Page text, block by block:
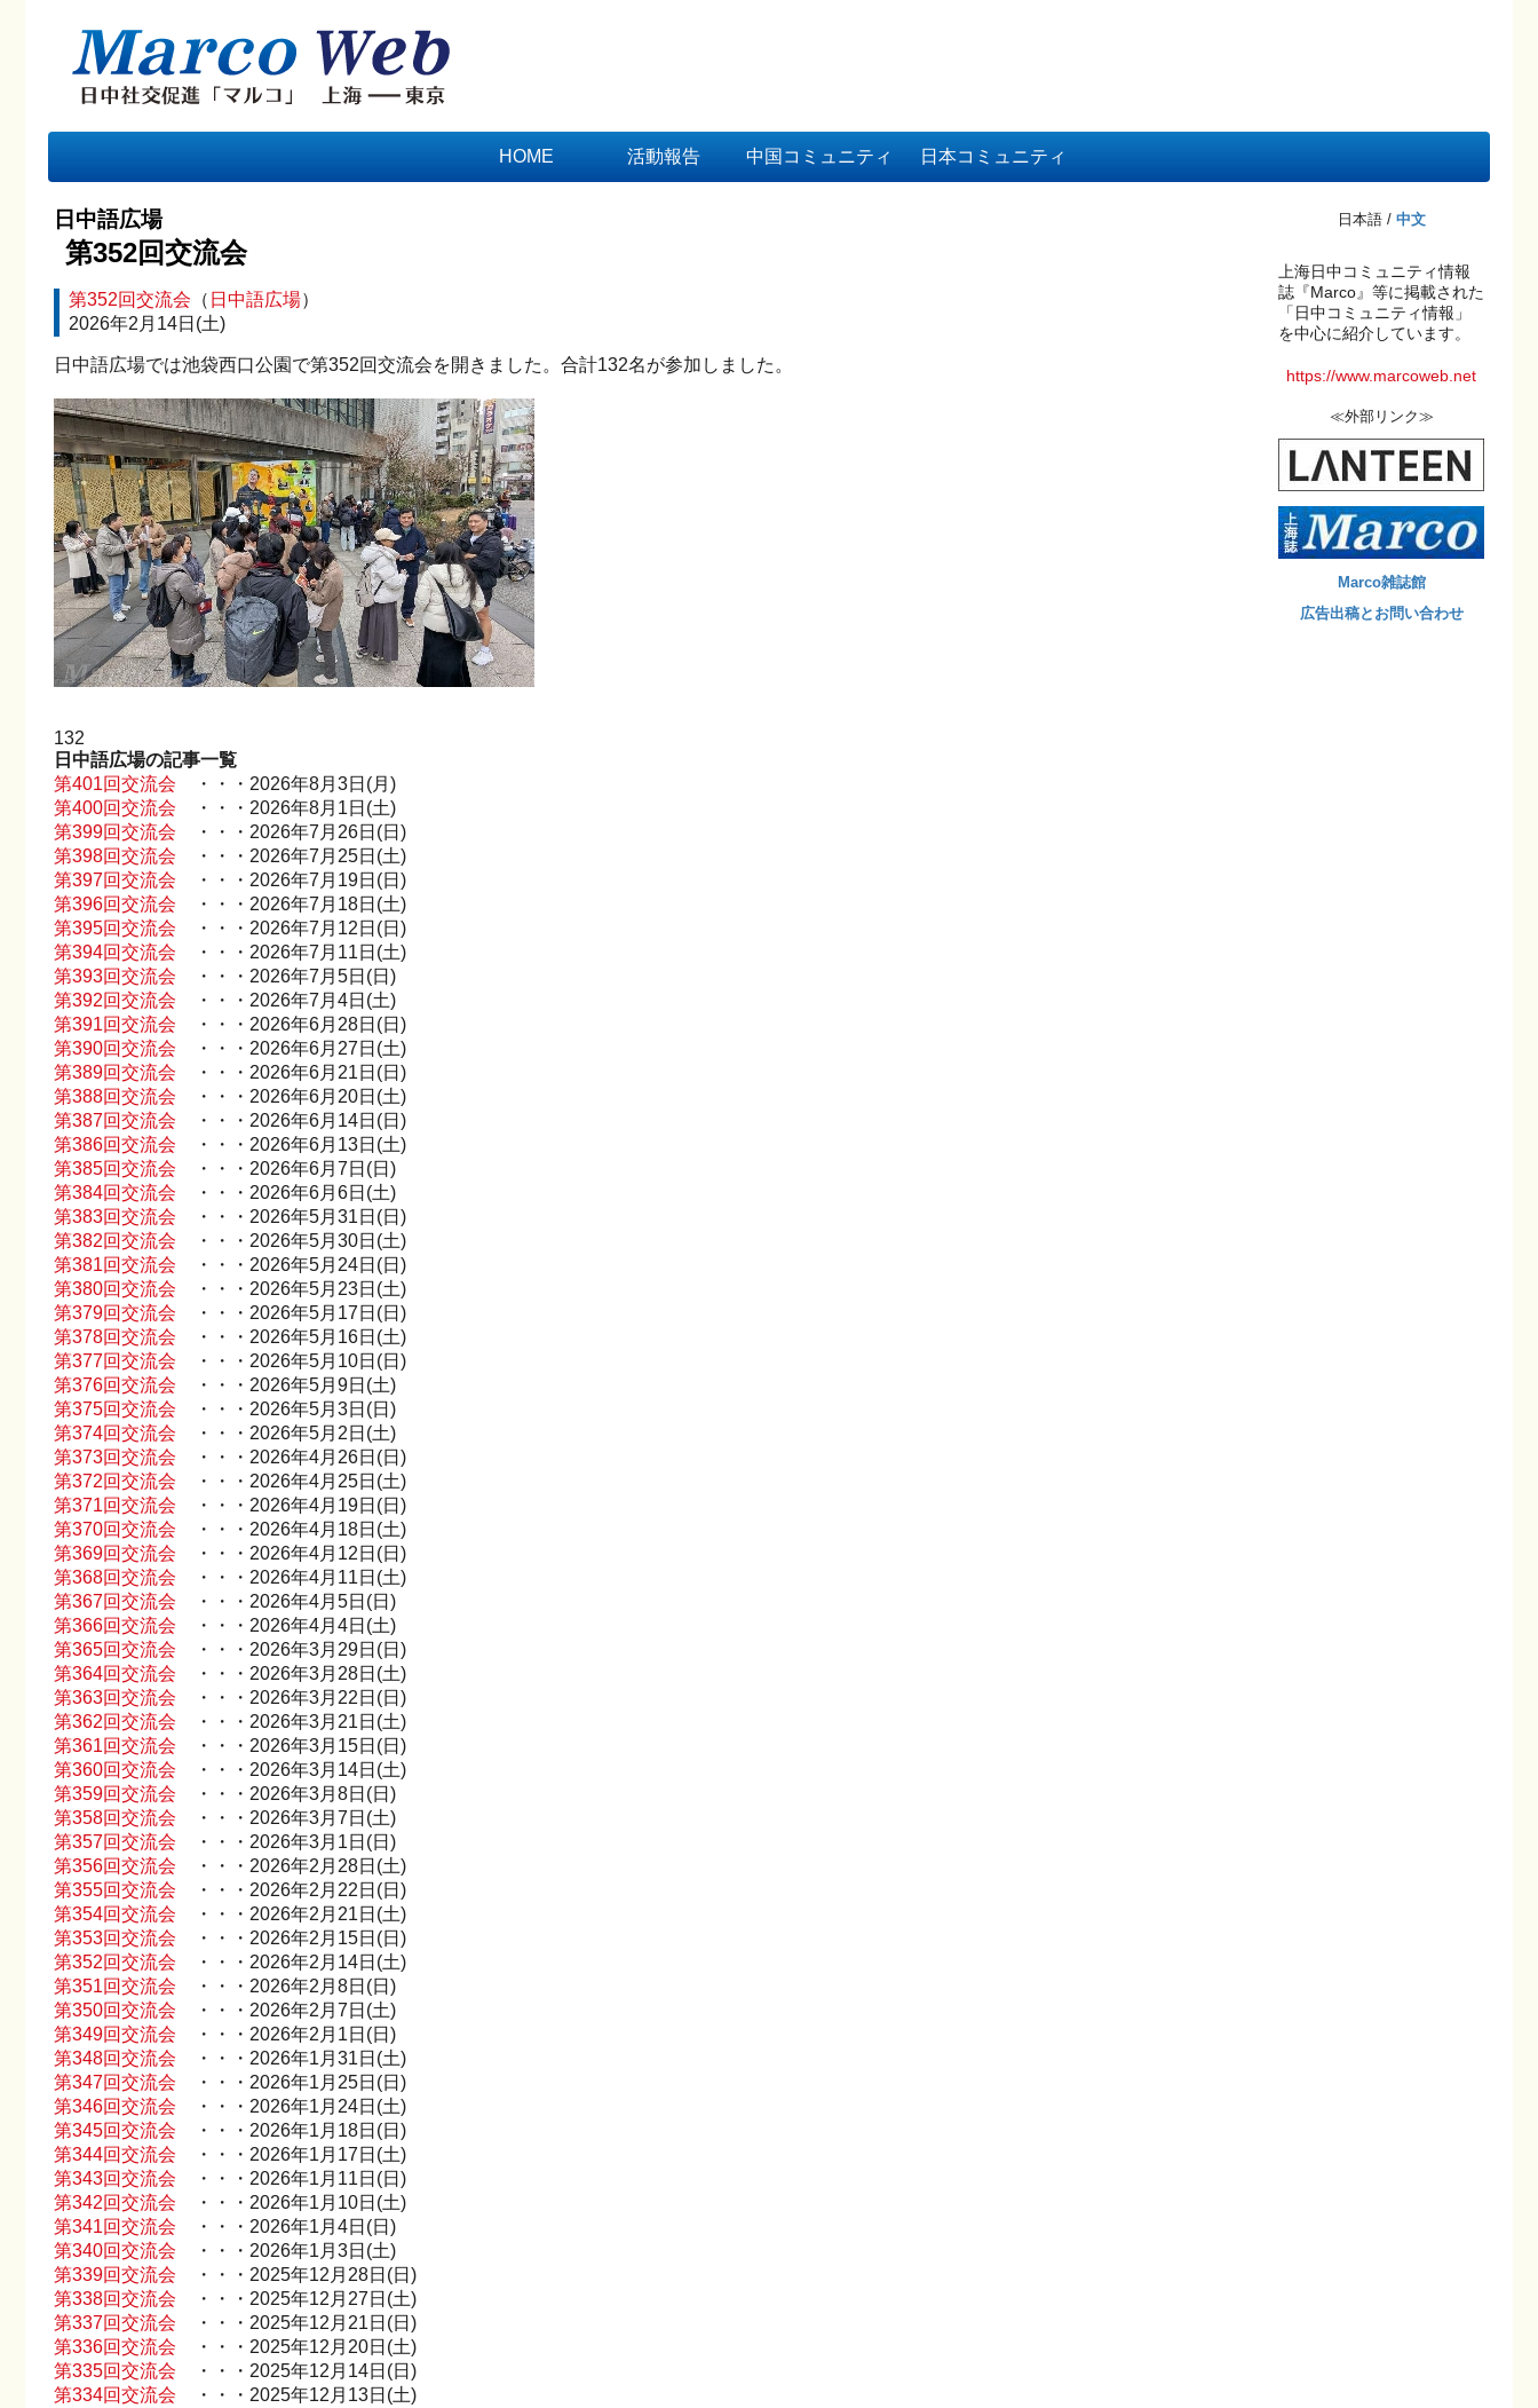
HOME 活動報告 中国コミュニティ 日本コミュニティ
日中語広場
第352回交流会
第352回交流会 （ 日中語広場）
2026年2月14日(土)
日中語広場では池袋西口公園で第352回交流会を開きました。合計132名が参加しました。
132
日中語広場の記事一覧
第401回交流会 ・・・2026年8月3日(月)
第400回交流会 ・・・2026年8月1日(土)
第399回交流会 ・・・2026年7月26日(日)
第398回交流会 ・・・2026年7月25日(土)
第397回交流会 ・・・2026年7月19日(日)
第396回交流会 ・・・2026年7月18日(土)
第395回交流会 ・・・2026年7月12日(日)
第394回交流会 ・・・2026年7月11日(土)
第393回交流会 ・・・2026年7月5日(日)
第392回交流会 ・・・2026年7月4日(土)
第391回交流会 ・・・2026年6月28日(日)
第390回交流会 ・・・2026年6月27日(土)
第389回交流会 ・・・2026年6月21日(日)
第388回交流会 ・・・2026年6月20日(土)
第387回交流会 ・・・2026年6月14日(日)
第386回交流会 ・・・2026年6月13日(土)
第385回交流会 ・・・2026年6月7日(日)
第384回交流会 ・・・2026年6月6日(土)
第383回交流会 ・・・2026年5月31日(日)
第382回交流会 ・・・2026年5月30日(土)
第381回交流会 ・・・2026年5月24日(日)
第380回交流会 ・・・2026年5月23日(土)
第379回交流会 ・・・2026年5月17日(日)
第378回交流会 ・・・2026年5月16日(土)
第377回交流会 ・・・2026年5月10日(日)
第376回交流会 ・・・2026年5月9日(土)
第375回交流会 ・・・2026年5月3日(日)
第374回交流会 ・・・2026年5月2日(土)
第373回交流会 ・・・2026年4月26日(日)
第372回交流会 ・・・2026年4月25日(土)
第371回交流会 ・・・2026年4月19日(日)
第370回交流会 ・・・2026年4月18日(土)
第369回交流会 ・・・2026年4月12日(日)
第368回交流会 ・・・2026年4月11日(土)
第367回交流会 ・・・2026年4月5日(日)
第366回交流会 ・・・2026年4月4日(土)
第365回交流会 ・・・2026年3月29日(日)
第364回交流会 ・・・2026年3月28日(土)
第363回交流会 ・・・2026年3月22日(日)
第362回交流会 ・・・2026年3月21日(土)
第361回交流会 ・・・2026年3月15日(日)
第360回交流会 ・・・2026年3月14日(土)
第359回交流会 ・・・2026年3月8日(日)
第358回交流会 ・・・2026年3月7日(土)
第357回交流会 ・・・2026年3月1日(日)
第356回交流会 ・・・2026年2月28日(土)
第355回交流会 ・・・2026年2月22日(日)
第354回交流会 ・・・2026年2月21日(土)
第353回交流会 ・・・2026年2月15日(日)
第352回交流会 ・・・2026年2月14日(土)
第351回交流会 ・・・2026年2月8日(日)
第350回交流会 ・・・2026年2月7日(土)
第349回交流会 ・・・2026年2月1日(日)
第348回交流会 ・・・2026年1月31日(土)
第347回交流会 ・・・2026年1月25日(日)
第346回交流会 ・・・2026年1月24日(土)
第345回交流会 ・・・2026年1月18日(日)
第344回交流会 ・・・2026年1月17日(土)
第343回交流会 ・・・2026年1月11日(日)
第342回交流会 ・・・2026年1月10日(土)
第341回交流会 ・・・2026年1月4日(日)
第340回交流会 ・・・2026年1月3日(土)
第339回交流会 ・・・2025年12月28日(日)
第338回交流会 ・・・2025年12月27日(土)
第337回交流会 ・・・2025年12月21日(日)
第336回交流会 ・・・2025年12月20日(土)
第335回交流会 ・・・2025年12月14日(日)
第334回交流会 ・・・2025年12月13日(土)
日本語 / 中文
上海日中コミュニティ情報
誌『Marco』等に掲載された
「日中コミュニティ情報」
を中心に紹介しています。
https://www.marcoweb.net
≪外部リンク≫
Marco雑誌館
広告出稿とお問い合わせ